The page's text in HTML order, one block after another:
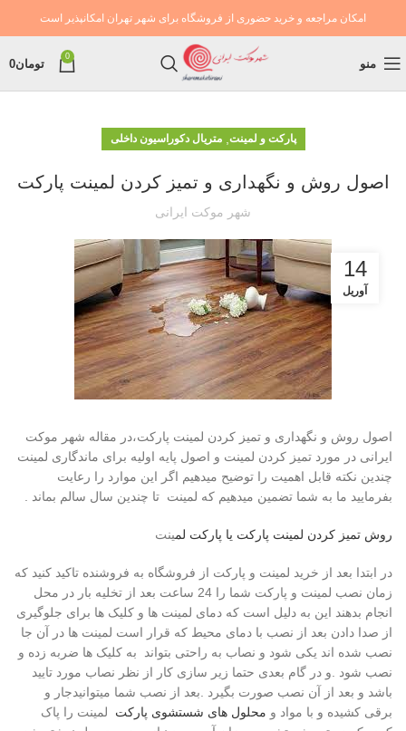
امکان مراجعه و خرید حضوری از فروشگاه برای شهر تهران امکانپذیر است
منو
0
تومان0
پارکت و لمینت ,متریال دکوراسیون داخلی
اصول روش و نگهداری و تمیز کردن لمینت پارکت
شهر موکت ایرانی
14
آوریل
اصول روش و نگهداری و تمیز کردن لمینت پارکت،در مقاله شهر موکت
ایرانی در مورد تمیز کردن لمینت و اصول پایه اولیه برای ماندگاری لمینت
چندین نکته قابل اهمیت را توضیح میدهیم اگر این موارد را رعایت
بفرمایید ما به شما تضمین میدهیم که لمینت تا چندین سال سالم بماند .
روش تمیز کردن لمینت پارکت یا پارکت لمینت
در ابتدا بعد از خرید لمینت و پارکت از فروشگاه به فروشنده تاکید کنید که
زمان نصب لمینت و پارکت شما را 24 ساعت بعد از تخلیه بار در محل
انجام بدهند این به دلیل است که دمای لمینت ها و کلیک ها برای جلوگیری
از صدا دادن بعد از نصب با دمای محیط که قرار است لمینت ها در آن جا
نصب شده اند یکی شود و نصاب به راحتی بتواند به کلیک ها ضربه زده و
نصب شود .و در گام بعدی حتما زیر سازی کار از نظر نصاب مورد تایید
باشد و بعد از آن نصب صورت بگیرد .بعد از نصب شما میتوانیدجار و
برقی کشیده و با مواد و محلول های شستشوی پارکت
لمینت را پاک